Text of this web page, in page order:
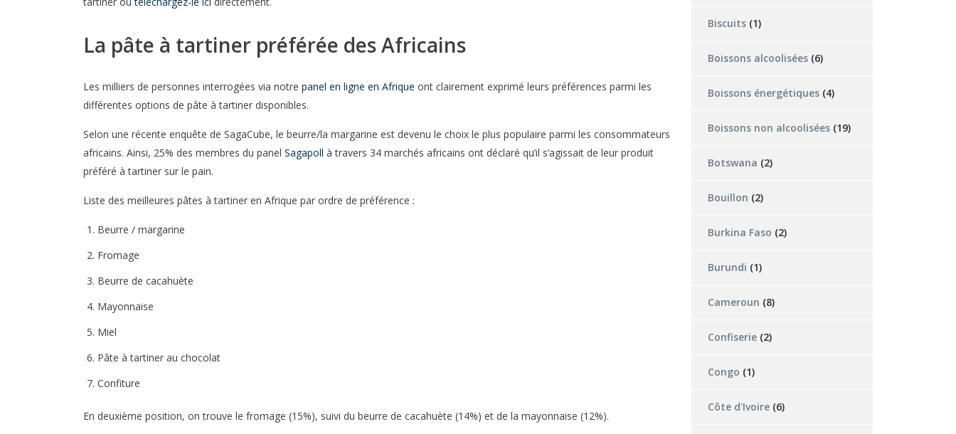
La pâte à tartiner préférée des Africains
Les milliers de personnes interrogées via notre panel en ligne en Afrique ont clairement exprimé leurs préférences parmi les
différentes options de pâte à tartiner disponibles.
Selon une récente enquête de SagaCube, le beurre/la margarine est devenu le choix le plus populaire parmi les consommateurs
africains. Ainsi, 25% des membres du panel Sagapoll à travers 34 marchés africains ont déclaré qu’il s’agissait de leur produit
préféré à tartiner sur le pain.
Liste des meilleures pâtes à tartiner en Afrique par ordre de préférence :
Beurre / margarine
Fromage
Beurre de cacahuète
Mayonnaise
Miel
Pâte à tartiner au chocolat
Confiture
En deuxième position, on trouve le fromage (15%), suivi du beurre de cacahuète (14%) et de la mayonnaise (12%).
Biscuits (1)
Boissons alcoolisées (6)
Boissons énergétiques (4)
Boissons non alcoolisées (19)
Botswana (2)
Bouillon (2)
Burkina Faso (2)
Burundi (1)
Cameroun (8)
Confiserie (2)
Congo (1)
Côte d'Ivoire (6)